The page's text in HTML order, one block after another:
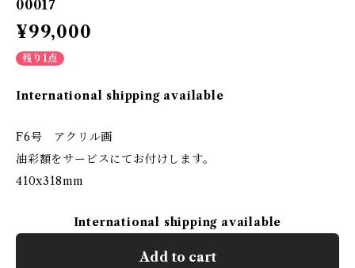
00017
¥99,000
残り1点
International shipping available
F6号 アクリル画
油彩額をサービスにてお付けします。
410x318mm
International shipping available
Add to cart